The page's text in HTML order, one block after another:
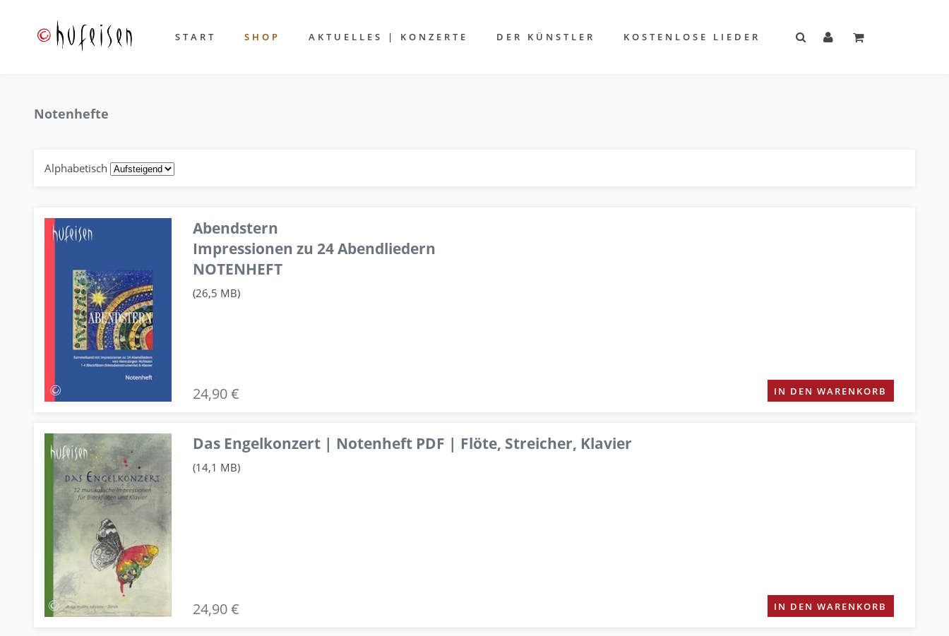
START SHOP AKTUELLES | KONZERTE DER KÜNSTLER KOSTENLOSE LIEDER
Notenhefte
Alphabetisch
Abendstern
Impressionen zu 24 Abendliedern
NOTENHEFT
(26,5 MB)
24,90 € IN DEN WARENKORB
Das Engelkonzert | Notenheft PDF | Flöte, Streicher, Klavier
(14,1 MB)
24,90 € IN DEN WARENKORB